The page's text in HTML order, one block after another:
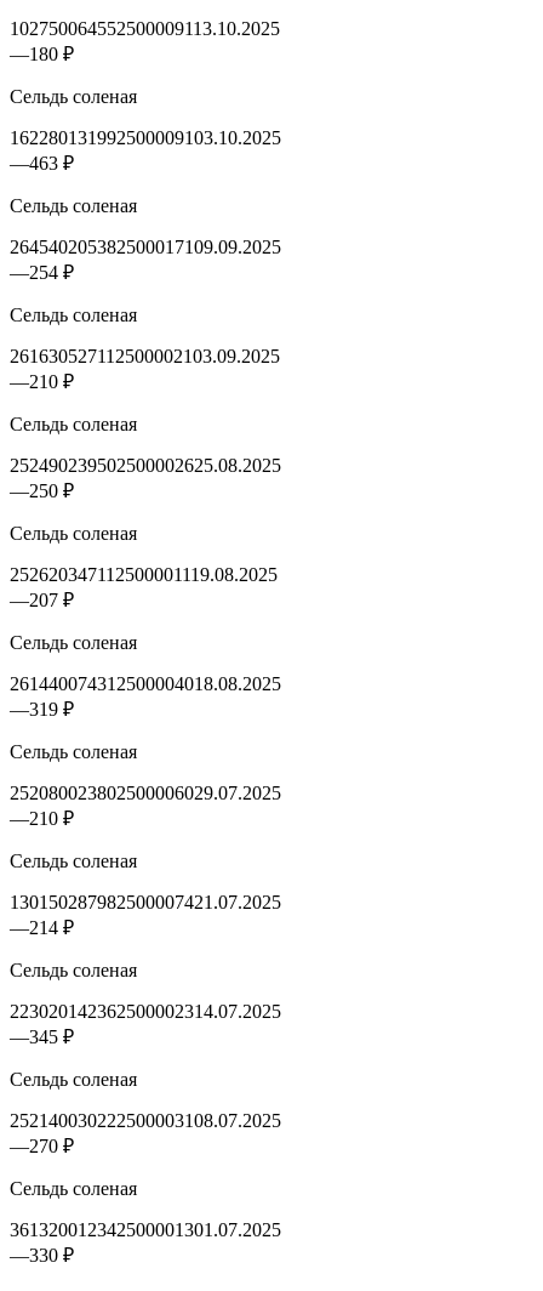
102750064552500009113.10.2025
—180 ₽
Сельдь соленая
162280131992500009103.10.2025
—463 ₽
Сельдь соленая
264540205382500017109.09.2025
—254 ₽
Сельдь соленая
261630527112500002103.09.2025
—210 ₽
Сельдь соленая
252490239502500002625.08.2025
—250 ₽
Сельдь соленая
252620347112500001119.08.2025
—207 ₽
Сельдь соленая
261440074312500004018.08.2025
—319 ₽
Сельдь соленая
252080023802500006029.07.2025
—210 ₽
Сельдь соленая
130150287982500007421.07.2025
—214 ₽
Сельдь соленая
223020142362500002314.07.2025
—345 ₽
Сельдь соленая
252140030222500003108.07.2025
—270 ₽
Сельдь соленая
361320012342500001301.07.2025
—330 ₽